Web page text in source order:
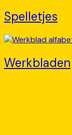
Spelletjes
Werkbladen